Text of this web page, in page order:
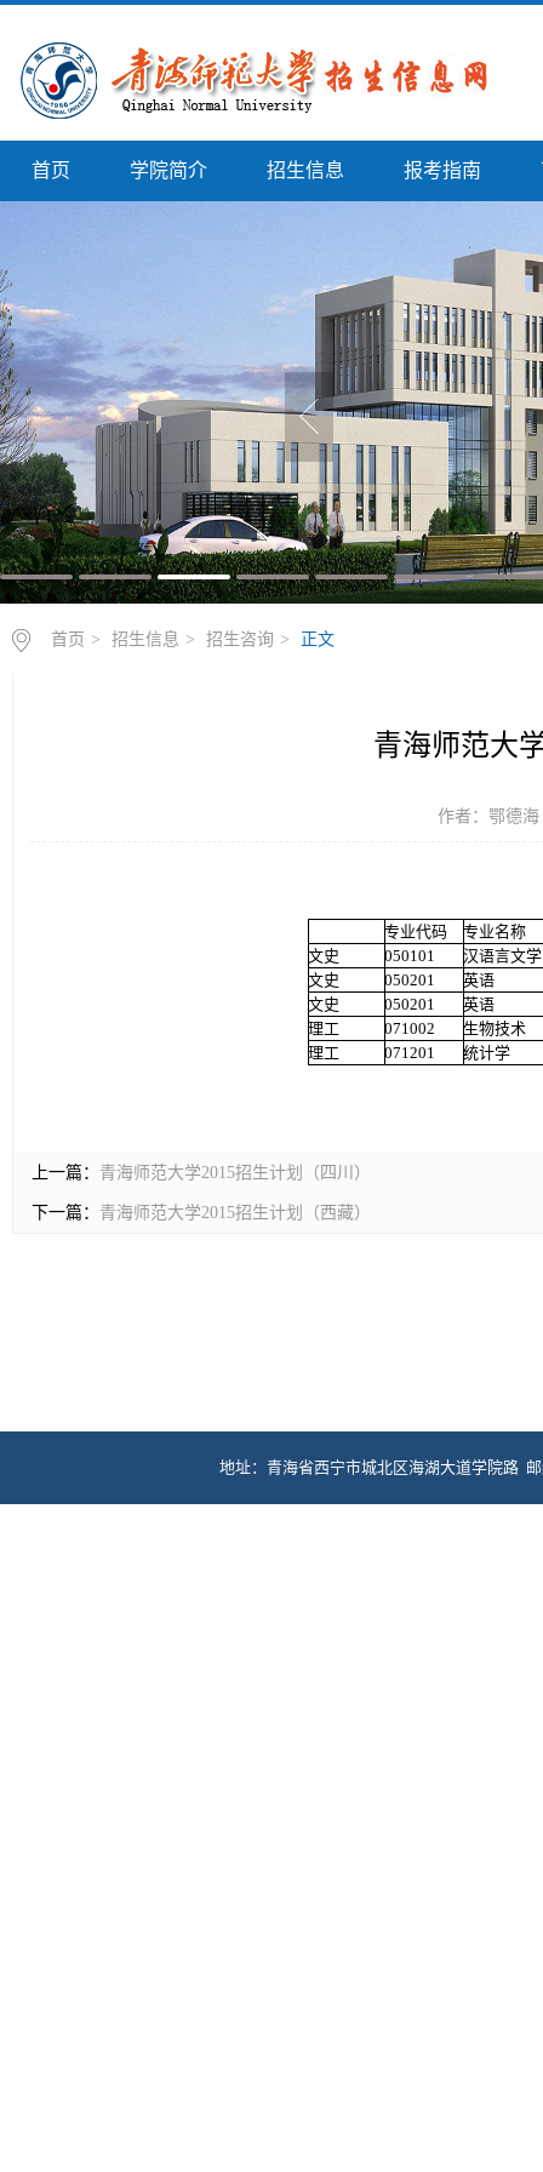
首页 学院简介 招生信息 报考指南
首页 > 招生信息 > 招生咨询 > 正文
青海师范大
作者：鄂德海
专业代码
专业名称
文史
050101
汉语言文学
文史
050201
英语
文史
050201
英语
理工
071002
生物技术
理工
071201 统计学
上一篇： 青海师范大学2015招生计划（四川）
下一篇： 青海师范大学2015招生计划（西藏）
地址：青海省西宁市城北区海湖大道学院路